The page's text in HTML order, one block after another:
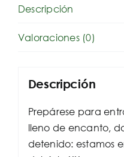
Descripción
Valoraciones (0)
Descripción
Prepárese para
lleno de encanto,
detenido: estamos